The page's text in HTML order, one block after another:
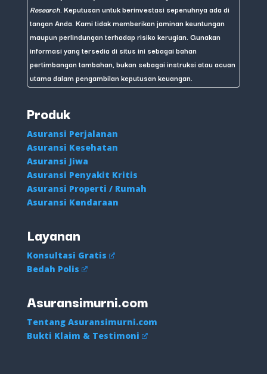
Research . Keputusan untuk berinvestasi sepenuhnya ada di
tangan Anda. Kami tidak memberikan jaminan keuntungan
maupun perlindungan terhadap risiko kerugian. Gunakan
informasi yang tersedia di situs ini sebagai bahan
pertimbangan tambahan, bukan sebagai instruksi atau acuan
utama dalam pengambilan keputusan keuangan.
Produk
Asuransi Perjalanan
Asuransi Kesehatan
Asuransi Jiwa
Asuransi Penyakit Kritis
Asuransi Properti / Rumah
Asuransi Kendaraan
Layanan
Konsultasi Gratis
Bedah Polis
Asuransimurni.com
Tentang Asuransimurni.com
Bukti Klaim & Testimoni